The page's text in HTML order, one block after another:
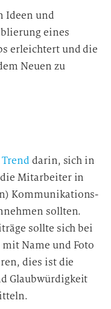
Ideen und
eines
erleichtert und die
Neuen zu
Trend darin, sich in
Mitarbeiter in
Kommunikations-
sollten.
sollte sich bei
Name und Foto
dies ist die
Glaubwürdigkeit